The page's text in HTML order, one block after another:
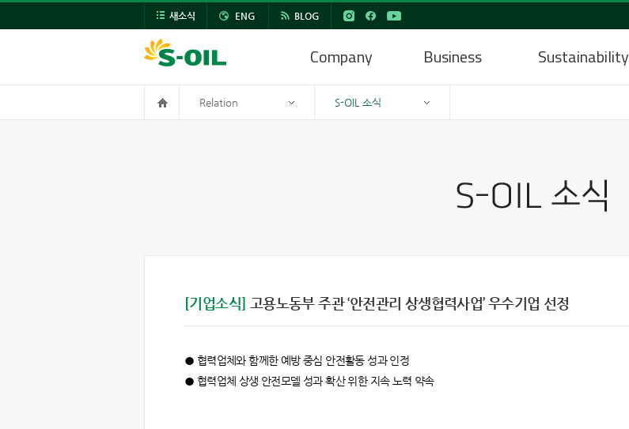
새소식 ENG BLOG
Company Business Sustainability
Relation S-OIL 소식
[기업소식] 고용노동부 주관 ‘안전관리 상생협력사업’ 우수기업 선정
● 협력업체와 함께한 예방 중심 안전활동 성과 인정
● 협력업체 상생 안전모델 성과 확산 위한 지속 노력 약속